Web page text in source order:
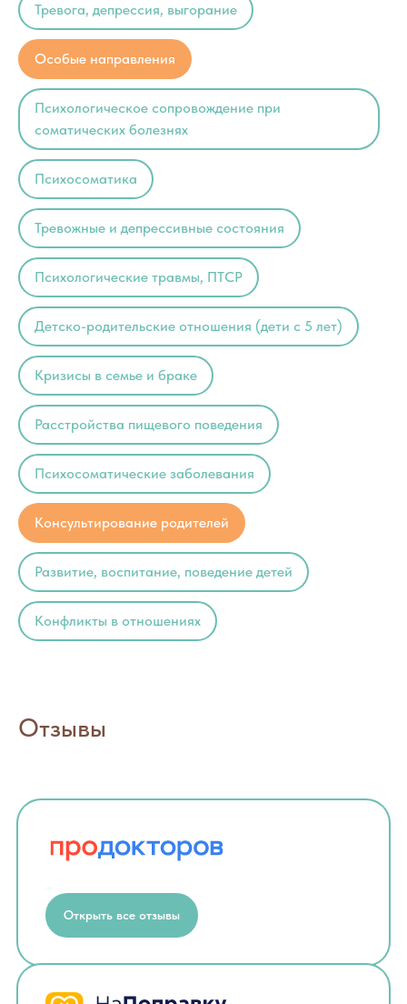
Тревога, депрессия, выгорание
Особые направления
Психологическое сопровождение при
соматических болезнях
Психосоматика
Тревожные и депрессивные состояния
Психологические травмы, ПТСР
Детско-родительские отношения (дети с 5 лет)
Кризисы в семье и браке
Расстройства пищевого поведения
Психосоматические заболевания
Консультирование родителей
Развитие, воспитание, поведение детей
Конфликты в отношениях
Отзывы
Открыть все отзывы